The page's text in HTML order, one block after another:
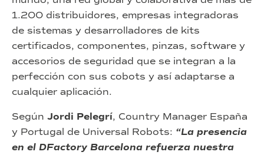
1.200 distribuidores, empresas integradoras
de sistemas y desarrolladores de kits
certificados, componentes, pinzas, software y
accesorios de seguridad que se integran a la
perfección con sus cobots y así adaptarse a
cualquier aplicación.
Según Jordi Pelegrí, Country Manager España
y Portugal de Universal Robots: “La presencia
en el DFactory Barcelona refuerza nuestra